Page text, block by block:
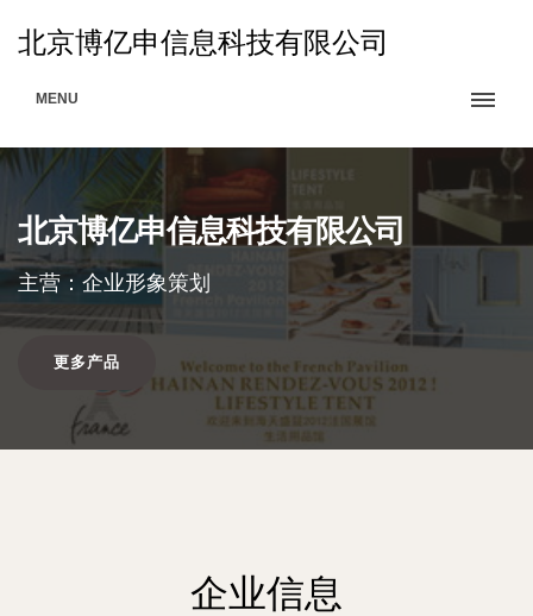
北京博亿申信息科技有限公司
MENU
北京博亿申信息科技有限公司
主营：企业形象策划
更多产品
企业信息